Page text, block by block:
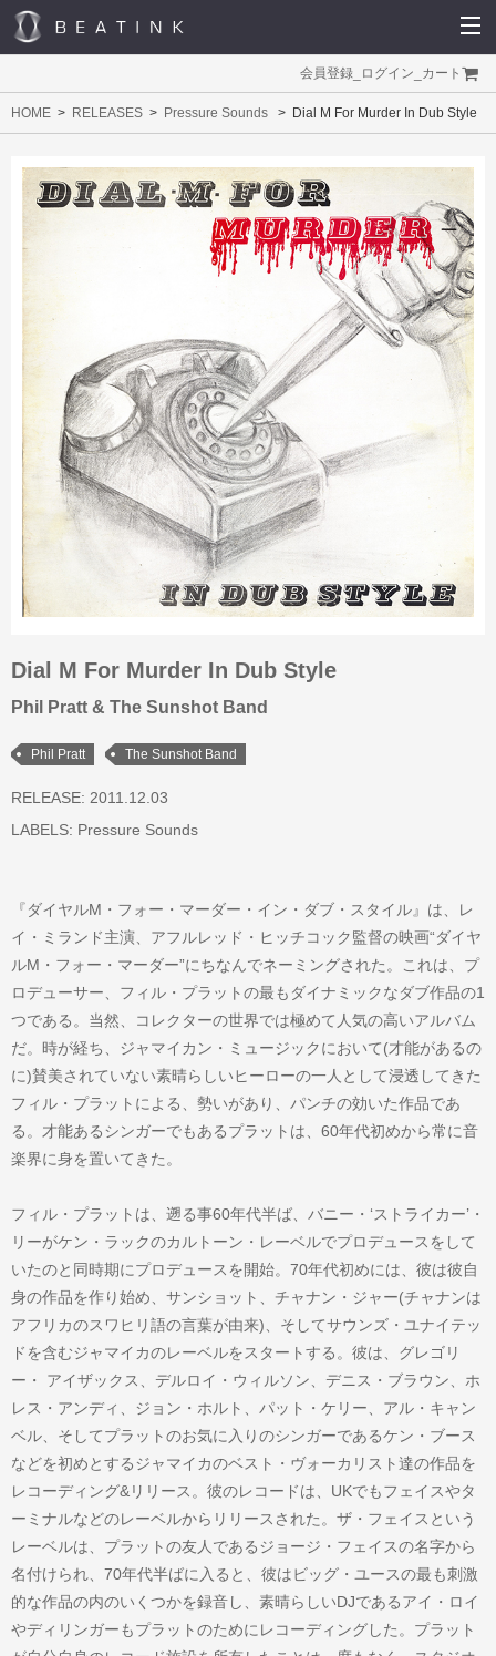
会員登録 ログイン カート
HOME RELEASES Pressure Sounds Dial M For Murder In Dub Style
Dial M For Murder In Dub Style
Phil Pratt & The Sunshot Band
Phil Pratt The Sunshot Band
RELEASE: 2011.12.03
LABELS: Pressure Sounds
『ダイヤルM・フォー・マーダー・イン・ダブ・スタイル』は、レ
イ・ミランド主演、アフルレッド・ヒッチコック監督の映画“ダイヤ
ルM・フォー・マーダー”にちなんでネーミングされた。これは、プ
ロデューサー、フィル・プラットの最もダイナミックなダブ作品の1
つである。当然、コレクターの世界では極めて人気の高いアルバム
だ。時が経ち、ジャマイカン・ミュージックにおいて(才能があるの
に)賛美されていない素晴らしいヒーローの一人として浸透してきた
フィル・プラットによる、勢いがあり、パンチの効いた作品であ
る。才能あるシンガーでもあるプラットは、60年代初めから常に音
楽界に身を置いてきた。
フィル・プラットは、遡る事60年代半ば、バニー・‘ストライカー’・
リーがケン・ラックのカルトーン・レーベルでプロデュースをして
いたのと同時期にプロデュースを開始。70年代初めには、彼は彼自
身の作品を作り始め、サンショット、チャナン・ジャー(チャナンは
アフリカのスワヒリ語の言葉が由来)、そしてサウンズ・ユナイテッ
ドを含むジャマイカのレーベルをスタートする。彼は、グレゴリ
ー・ アイザックス、デルロイ・ウィルソン、デニス・ブラウン、ホ
レス・アンディ、ジョン・ホルト、パット・ケリー、アル・キャン
ベル、そしてプラットのお気に入りのシンガーであるケン・ブース
などを初めとするジャマイカのベスト・ヴォーカリスト達の作品を
レコーディング&リリース。彼のレコードは、UKでもフェイスやタ
ーミナルなどのレーベルからリリースされた。ザ・フェイスという
レーベルは、プラットの友人であるジョージ・フェイスの名字から
名付けられ、70年代半ばに入ると、彼はビッグ・ユースの最も刺激
的な作品の内のいくつかを録音し、素晴らしいDJであるアイ・ロイ
やディリンガーもプラットのためにレコーディングした。プラット